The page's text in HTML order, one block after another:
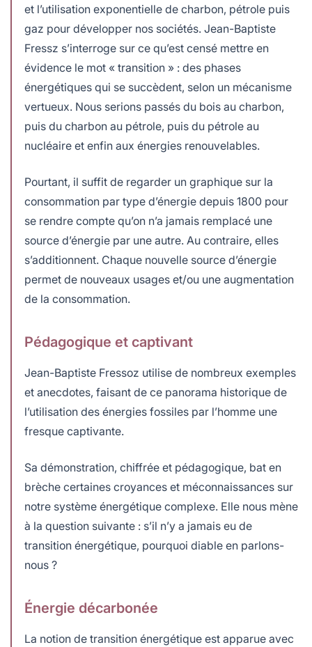
et l’utilisation exponentielle de charbon, pétrole puis
gaz pour développer nos sociétés. Jean-Baptiste
Fressz s’interroge sur ce qu’est censé mettre en
évidence le mot « transition » : des phases
énergétiques qui se succèdent, selon un mécanisme
vertueux. Nous serions passés du bois au charbon,
puis du charbon au pétrole, puis du pétrole au
nucléaire et enfin aux énergies renouvelables.
Pourtant, il suffit de regarder un graphique sur la
consommation par type d’énergie depuis 1800 pour
se rendre compte qu’on n’a jamais remplacé une
source d’énergie par une autre. Au contraire, elles
s’additionnent. Chaque nouvelle source d’énergie
permet de nouveaux usages et/ou une augmentation
de la consommation.
Pédagogique et captivant
Jean-Baptiste Fressoz utilise de nombreux exemples
et anecdotes, faisant de ce panorama historique de
l’utilisation des énergies fossiles par l’homme une
fresque captivante.
Sa démonstration, chiffrée et pédagogique, bat en
brèche certaines croyances et méconnaissances sur
notre système énergétique complexe. Elle nous mène
à la question suivante : s’il n’y a jamais eu de
transition énergétique, pourquoi diable en parlons-
nous ?
Énergie décarbonée
La notion de transition énergétique est apparue avec